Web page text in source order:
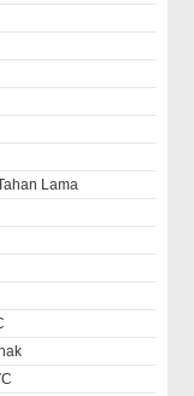
Lama